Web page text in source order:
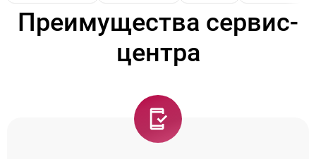
Преимущества сервис-
центра